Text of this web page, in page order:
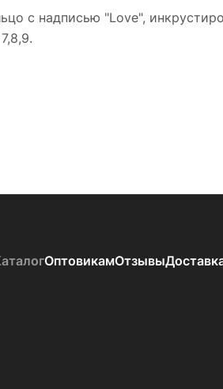
с надписью "Love",
ОптовикамОтзывы